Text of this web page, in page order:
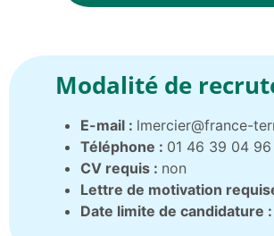
Modalité de
E-mail : lmercier@france-
Téléphone : 01 46 39 04 96
CV requis : non
Lettre de motivation
Date limite de candidature :